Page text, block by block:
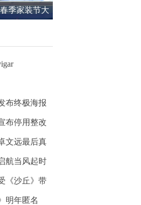
季家装节大
布终极海报
布停用整改
文远最后真
航当风起时
《沙丘》带
明年匿名